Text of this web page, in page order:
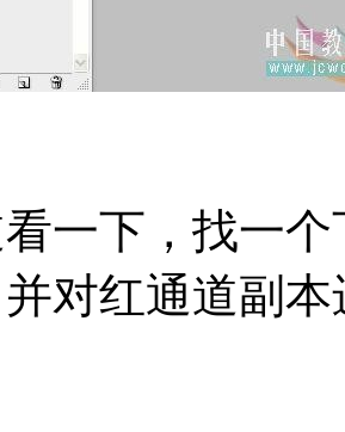
一下，找一
对红通道副